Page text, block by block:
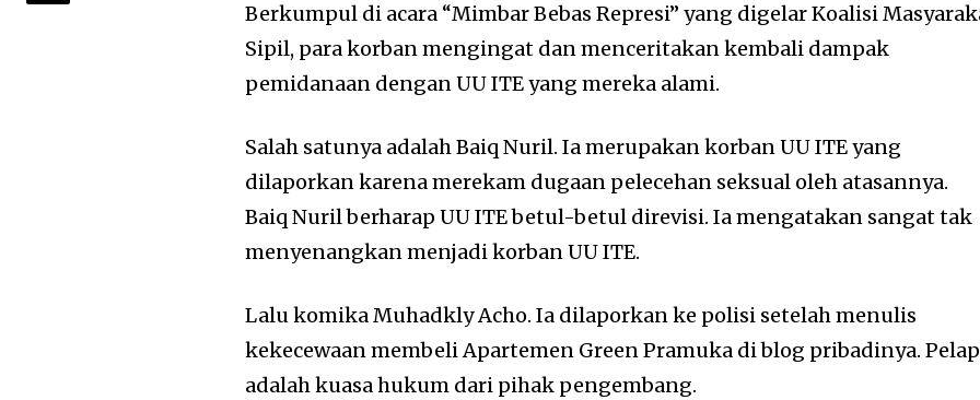
Berkumpul di acara “Mimbar Bebas Represi” yang digelar Koalisi
Sipil, para korban mengingat dan menceritakan kembali dampak
pemidanaan dengan UU ITE yang mereka alami.
Salah satunya adalah Baiq Nuril. Ia merupakan korban UU ITE yang
dilaporkan karena merekam dugaan pelecehan seksual oleh atasannya.
Baiq Nuril berharap UU ITE betul-betul direvisi. Ia mengatakan sangat tak
menyenangkan menjadi korban UU ITE.
Lalu komika Muhadkly Acho. Ia dilaporkan ke polisi setelah menulis
kekecewaan membeli Apartemen Green Pramuka di blog pribadinya.
adalah kuasa hukum dari pihak pengembang.